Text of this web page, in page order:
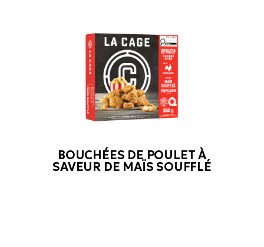
BOUCHÉES DE POULET À
SAVEUR DE MAÏS SOUFFLÉ